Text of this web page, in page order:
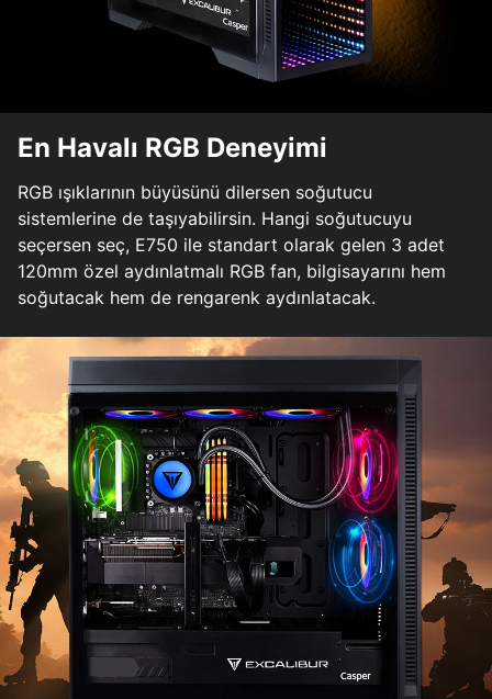
En Havalı RGB Deneyimi
RGB ışıklarının büyüsünü dilersen soğutucu
sistemlerine de taşıyabilirsin. Hangi soğutucuyu
seçersen seç, E750 ile standart olarak gelen 3 adet
120mm özel aydınlatmalı RGB fan, bilgisayarını hem
soğutacak hem de rengarenk aydınlatacak.